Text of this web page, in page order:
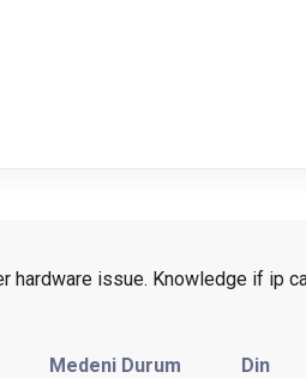
issue. Knowledge if ip
Medeni Durum Din